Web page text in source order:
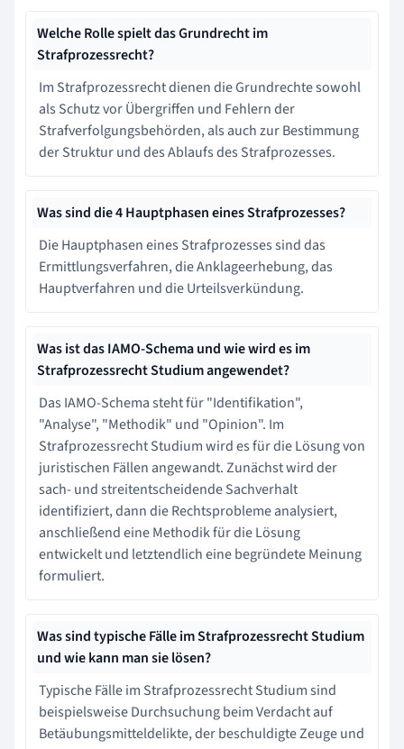
Welche Rolle spielt das Grundrecht im
Strafprozessrecht?
Im Strafprozessrecht dienen die Grundrechte sowohl
als Schutz vor Übergriffen und Fehlern der
Strafverfolgungsbehörden, als auch zur Bestimmung
der Struktur und des Ablaufs des Strafprozesses.
Was sind die 4 Hauptphasen eines Strafprozesses?
Die Hauptphasen eines Strafprozesses sind das
Ermittlungsverfahren, die Anklageerhebung, das
Hauptverfahren und die Urteilsverkündung.
Was ist das IAMO-Schema und wie wird es im
Strafprozessrecht Studium angewendet?
Das IAMO-Schema steht für "Identifikation",
"Analyse", "Methodik" und "Opinion". Im
Strafprozessrecht Studium wird es für die Lösung von
juristischen Fällen angewandt. Zunächst wird der
sach- und streitentscheidende Sachverhalt
identifiziert, dann die Rechtsprobleme analysiert,
anschließend eine Methodik für die Lösung
entwickelt und letztendlich eine begründete Meinung
formuliert.
Was sind typische Fälle im Strafprozessrecht Studium
und wie kann man sie lösen?
Typische Fälle im Strafprozessrecht Studium sind
beispielsweise Durchsuchung beim Verdacht auf
Betäubungsmitteldelikte, der beschuldigte Zeuge und